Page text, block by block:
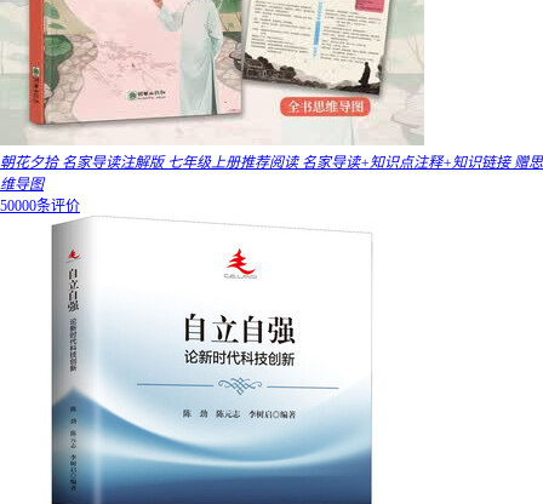
朝花夕拾 名家导读注解版 七年级上册推荐阅读 名家导读+知识点注释+知识链接 赠思
维导图
50000条评价